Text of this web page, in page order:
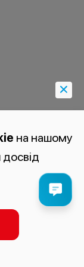
на нашому